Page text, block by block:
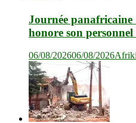
Journée
honore son
06/08/202606/08/2026